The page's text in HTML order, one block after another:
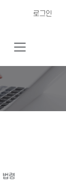
로그인
법령